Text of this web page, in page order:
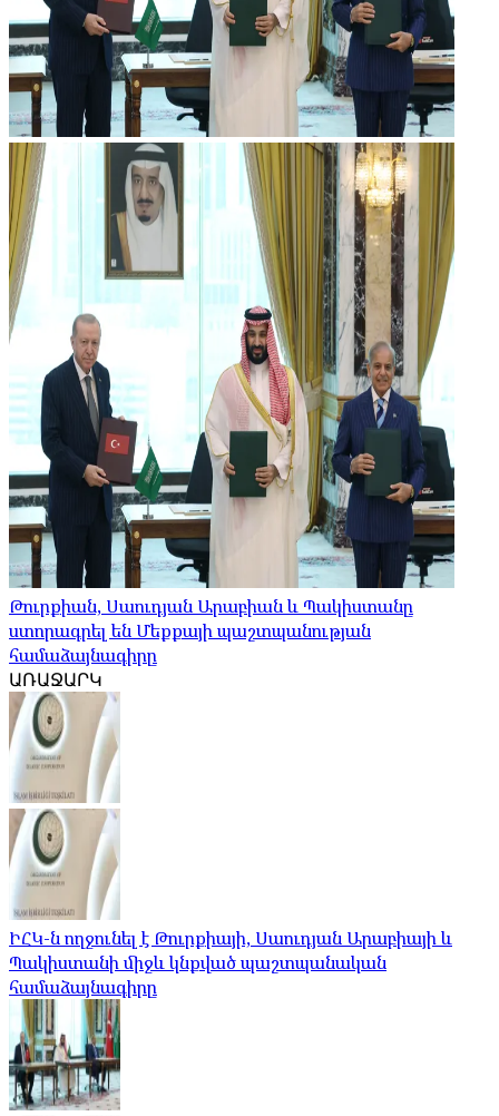
Թուրքիան, Սաուդյան Արաբիան և Պակիստանը
ստորագրել են Մեքքայի պաշտպանության
համաձայնագիրը
ԱՌԱՋԱՐԿ
ԻՀԿ-ն ողջունել է Թուրքիայի, Սաուդյան Արաբիայի և
Պակիստանի միջև կնքված պաշտպանական
համաձայնագիրը